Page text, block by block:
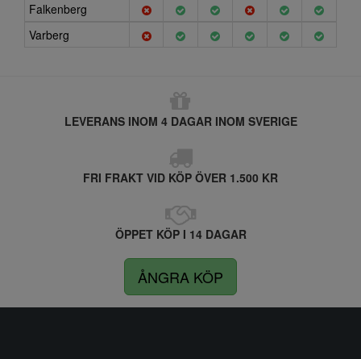
Falkenberg
Varberg
LEVERANS INOM 4 DAGAR INOM SVERIGE
FRI FRAKT VID KÖP ÖVER 1.500 KR
ÖPPET KÖP I 14 DAGAR
ÅNGRA KÖP